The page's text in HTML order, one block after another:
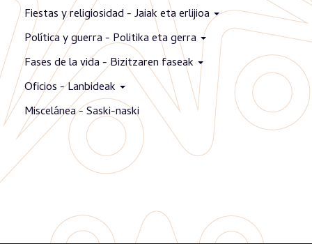
Fiestas y religiosidad - Jaiak eta erlijioa
Política y guerra - Politika eta gerra
Fases de la vida - Bizitzaren faseak
Oficios - Lanbideak
Miscelánea - Saski-naski